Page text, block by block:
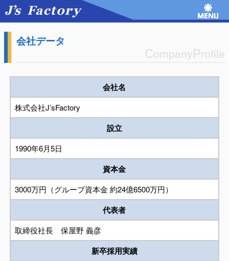
会社データ
CompanyProfile
会社名
株式会社J’sFactory
設立
1990年6月5日
資本金
3000万円（グループ資本金 約24億6500万円）
代表者
取締役社長 保屋野 義彦
新卒採用実績